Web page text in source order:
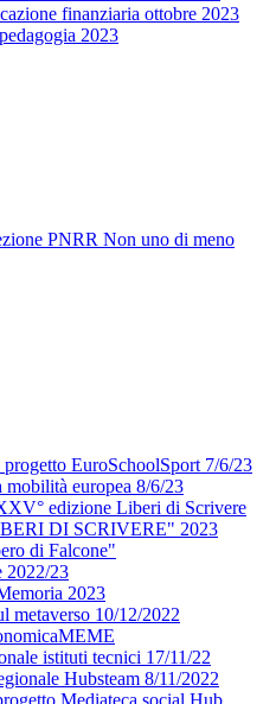
finanziaria ottobre 2023
2023
PNRR Non uno di meno
progetto EuroSchoolSport 7/6/23
mobilità europea 8/6/23
edizione Liberi di Scrivere
DI SCRIVERE" 2023
di Falcone"
2022/23
2023
metaverso 10/12/2022
istituti tecnici 17/11/22
Hubsteam 8/11/2022